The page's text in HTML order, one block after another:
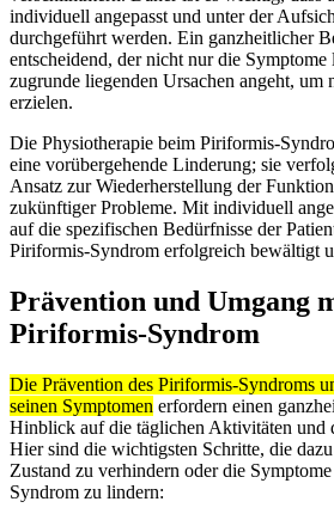
individuell angepasst und unter der
durchgeführt werden. Ein ganzheitlicher
entscheidend, der nicht nur die
zugrunde liegenden Ursachen angeht, um
erzielen.
Die Physiotherapie beim Piriformis-
eine vorübergehende Linderung; sie
Ansatz zur Wiederherstellung der
zukünftiger Probleme. Mit individuell
auf die spezifischen Bedürfnisse der
Piriformis-Syndrom erfolgreich bewältigt
Prävention und Umgang
Piriformis-Syndrom
Die Prävention des Piriformis-Syndroms
seinen Symptomen erfordern einen
Hinblick auf die täglichen Aktivitäten und
Hier sind die wichtigsten Schritte, die
Zustand zu verhindern oder die
Syndrom zu lindern: